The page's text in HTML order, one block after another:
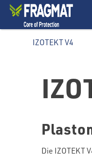
IZOTEKT V4
Die IZOTEKT